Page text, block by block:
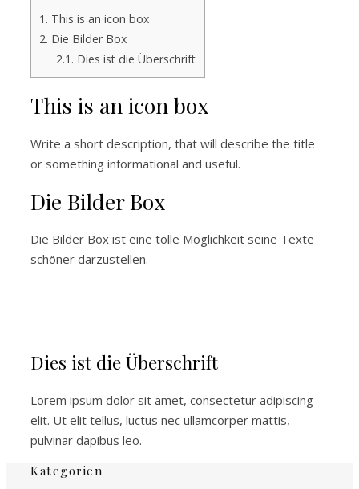
1. This is an icon box
2. Die Bilder Box
2.1. Dies ist die Überschrift
This is an icon box
Write a short description, that will describe the title
or something informational and useful.
Die Bilder Box
Die Bilder Box ist eine tolle Möglichkeit seine Texte
schöner darzustellen.
Dies ist die Überschrift
Lorem ipsum dolor sit amet, consectetur adipiscing
elit. Ut elit tellus, luctus nec ullamcorper mattis,
pulvinar dapibus leo.
Kategorien